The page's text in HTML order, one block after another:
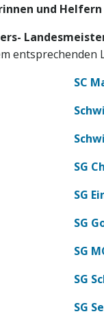
und Helfern
entsprechenden
SC
SG
SG
SG
SG
SG
SG